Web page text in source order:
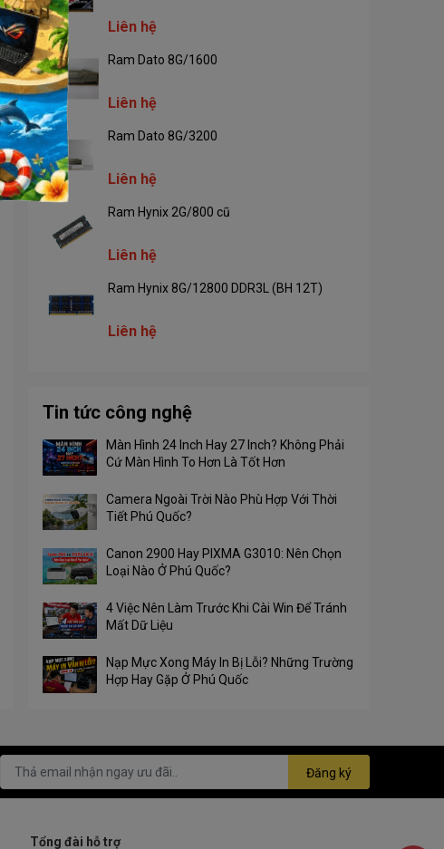
Liên hệ
Ram Dato 8G/1600
Liên hệ
Ram Dato 8G/3200
Liên hệ
Ram Hynix 2G/800 cũ
Liên hệ
Ram Hynix 8G/12800 DDR3L (BH 12T)
Liên hệ
Tin tức công nghệ
Màn Hình 24 Inch Hay 27 Inch? Không Phải
Cứ Màn Hình To Hơn Là Tốt Hơn
Camera Ngoài Trời Nào Phù Hợp Với Thời
Tiết Phú Quốc?
Canon 2900 Hay PIXMA G3010: Nên Chọn
Loại Nào Ở Phú Quốc?
4 Việc Nên Làm Trước Khi Cài Win Để Tránh
Mất Dữ Liệu
Nạp Mực Xong Máy In Bị Lỗi? Những Trường
Hợp Hay Gặp Ở Phú Quốc
Đăng ký
Tổng đài hỗ trợ